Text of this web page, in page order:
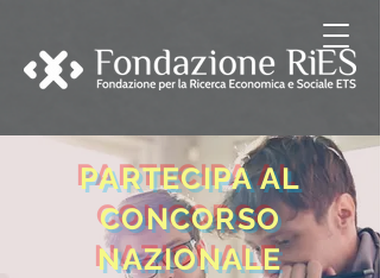
PARTECIPA AL
CONCORSO
NAZIONALE